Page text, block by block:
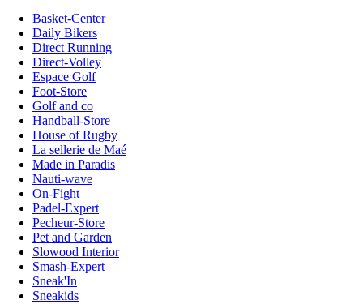
Basket-Center
Daily Bikers
Direct Running
Direct-Volley
Espace Golf
Foot-Store
Golf and co
Handball-Store
House of Rugby
La sellerie de Maé
Made in Paradis
Nauti-wave
On-Fight
Padel-Expert
Pecheur-Store
Pet and Garden
Slowood Interior
Smash-Expert
Sneak'In
Sneakids